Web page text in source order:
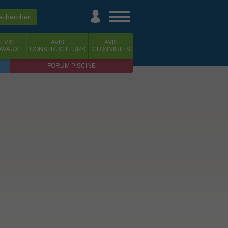
AVIS
CONSTRUCTEURS
AVIS
CUISINISTES
FORUM PISCINE